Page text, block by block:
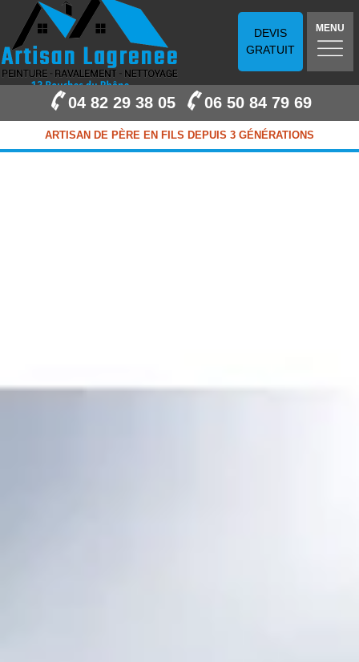
DEVIS
GRATUIT
MENU
04 82 29 38 05 06 50 84 79 69
ARTISAN DE PÈRE EN FILS DEPUIS 3 GÉNÉRATIONS